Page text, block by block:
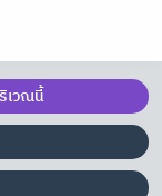
เวณนี้